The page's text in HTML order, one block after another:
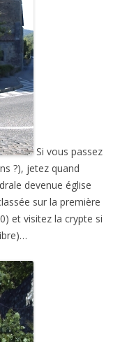
Si vous passez
?), jetez quand
devenue église
sur la première
et visitez la crypte si